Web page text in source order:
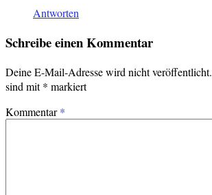
Antworten
Schreibe einen Kommentar
Deine E-Mail-Adresse wird nicht veröffentlicht.
sind mit* markiert
Kommentar*